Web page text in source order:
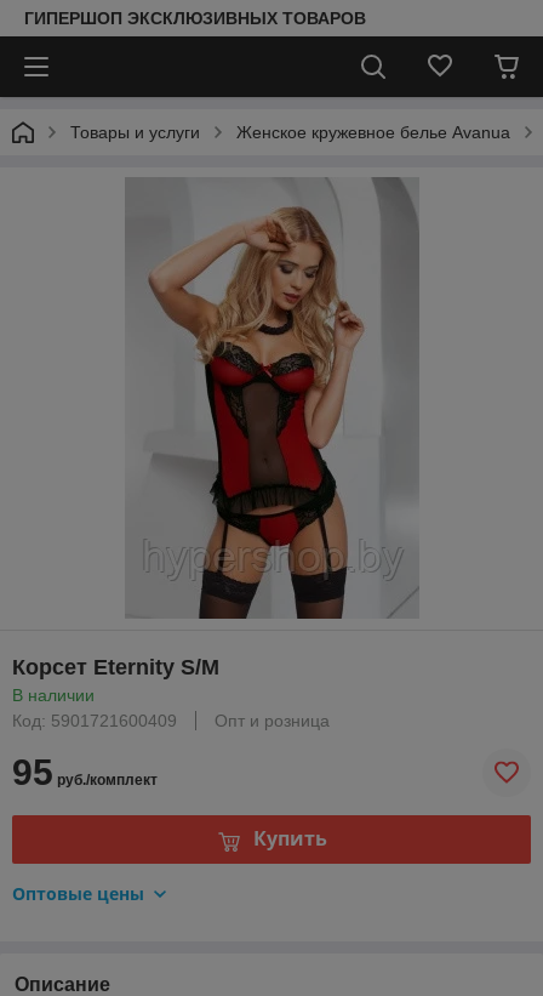
ГИПЕРШОП ЭКСКЛЮЗИВНЫХ ТОВАРОВ
Товары и услуги Женское кружевное белье Avanua
Корсет Eternity S/M
В наличии
Код: 5901721600409
Опт и розница
95 руб./комплект
Купить
Оптовые цены
Описание